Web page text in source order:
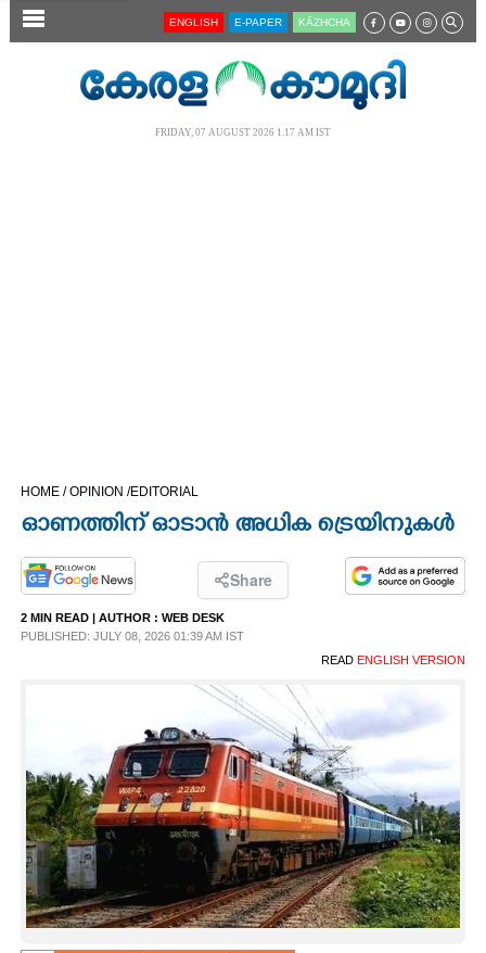
SECTIONS
OPINION
PHOTOS
INFO+
ART
ENGLISH E-PAPER KĀZHCHA
FRIDAY, 07 AUGUST 2026 1.17 AM IST
HOME /OPINION /EDITORIAL
ഓണത്തിന് ഓടാൻ അധിക ട്രെയിനുകൾ
Share
2 MIN READ | AUTHOR : WEB DESK
PUBLISHED: JULY 08, 2026 01:39 AM IST
READ ENGLISH VERSION